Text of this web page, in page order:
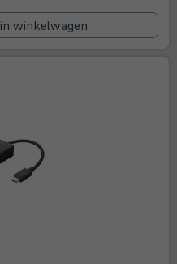
in winkelwagen